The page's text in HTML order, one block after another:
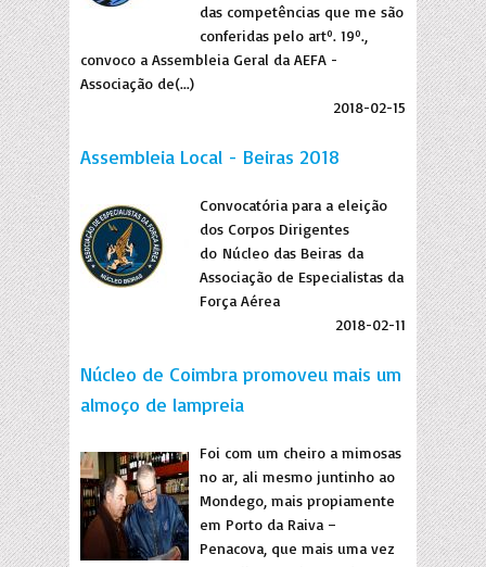
das competências que me são
conferidas pelo artº. 19º.,
convoco a Assembleia Geral da AEFA -
Associação de(...)
2018-02-15
Assembleia Local - Beiras 2018
Convocatória para a eleição
dos Corpos Dirigentes
do Núcleo das Beiras da
Associação de Especialistas da
Força Aérea
2018-02-11
Núcleo de Coimbra promoveu mais um
almoço de lampreia
Foi com um cheiro a mimosas
no ar, ali mesmo juntinho ao
Mondego, mais propiamente
em Porto da Raiva –
Penacova, que mais uma vez